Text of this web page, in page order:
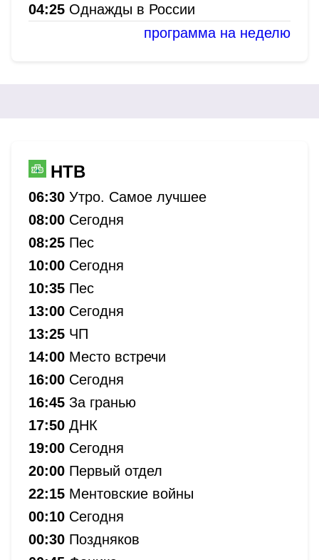
04:25 Однажды в России
программа на неделю
НТВ
06:30 Утро. Самое лучшее
08:00 Сегодня
08:25 Пес
10:00 Сегодня
10:35 Пес
13:00 Сегодня
13:25 ЧП
14:00 Место встречи
16:00 Сегодня
16:45 За гранью
17:50 ДНК
19:00 Сегодня
20:00 Первый отдел
22:15 Ментовские войны
00:10 Сегодня
00:30 Поздняков